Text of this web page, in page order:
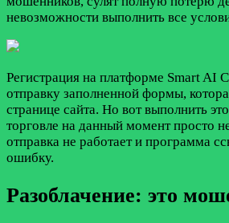
невозможности выполнить все
Регистрация на платформе Smart AI
отправку заполненной формы,
странице сайта. Но вот выполнить
торговле на данный момент просто
отправка не работает и программа
ошибку.
Разоблачение: это